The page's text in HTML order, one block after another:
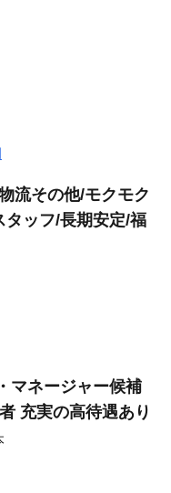
流その他/モクモク
タッフ/長期安定/福
マネージャー候補
充実の高待遇あり